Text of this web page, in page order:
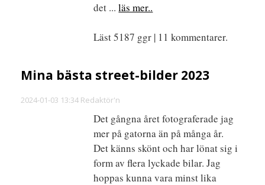
det ...läs mer..
Läst 5187 ggr | 11 kommentarer.
Mina bästa street-bilder 2023
2024-01-03 13:34 Redaktör'n
Det gångna året fotograferade jag
mer på gatorna än på många år.
Det känns skönt och har lönat sig i
form av flera lyckade bilar. Jag
hoppas kunna vara minst lika